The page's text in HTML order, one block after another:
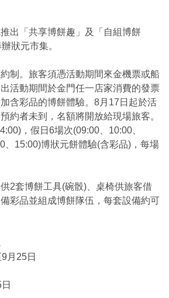
出「共享博餅趣」及「自組博餅
狀元市集。
制。旅客須憑活動期間來金機票或船
活動期間於金門任一店家消費的發票
含彩品的博餅體驗。8月17日起於活
約者未到，名額將開放給現場旅客。
，假日6場次(09:00、10:00、
、15:00)博狀元餅體驗(含彩品)，每場
2套博餅工具(碗骰)、桌椅供旅客借
彩品並組成博餅隊伍，每套設備約可
月25日